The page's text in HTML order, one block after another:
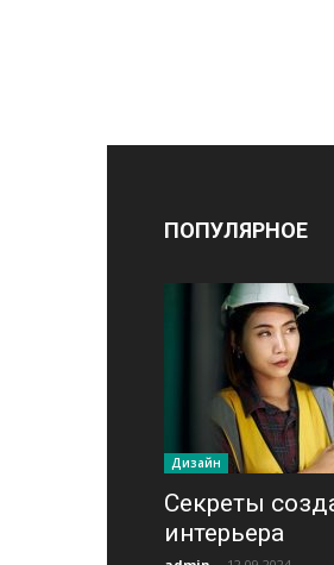
ПОПУЛЯРНОЕ
Дизайн
Секреты
интерьера